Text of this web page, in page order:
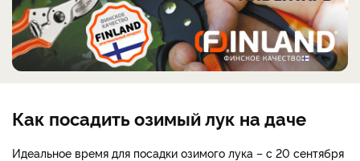
Как посадить озимый лук на даче
Идеальное время для посадки озимого лука – с 20 сентября